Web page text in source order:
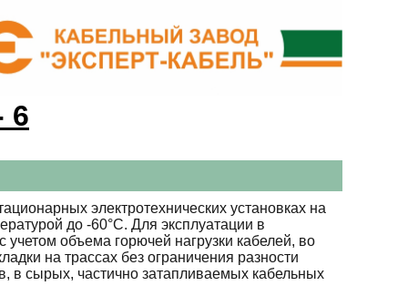
6
электротехнических установках на
до -60°С. Для эксплуатации в
объема горючей нагрузки кабелей, во
на трассах без ограничения разности
в сырых, частично затапливаемых кабельных